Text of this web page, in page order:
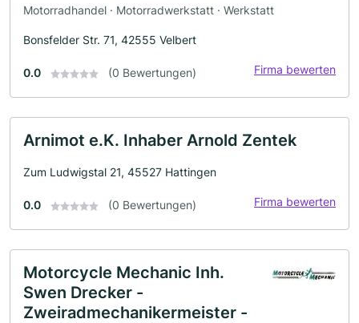
Motorradhandel · Motorradwerkstatt · Werkstatt
Bonsfelder Str. 71, 42555 Velbert
0.0 (0 Bewertungen) Firma bewerten
Arnimot e.K. Inhaber Arnold Zentek
Zum Ludwigstal 21, 45527 Hattingen
0.0 (0 Bewertungen) Firma bewerten
Motorcycle Mechanic Inh.
Swen Drecker -
Zweiradmechanikermeister -